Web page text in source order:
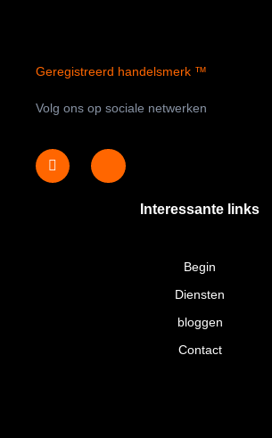
Geregistreerd handelsmerk ™
Volg ons op sociale netwerken
Interessante links
Begin
Diensten
bloggen
Contact